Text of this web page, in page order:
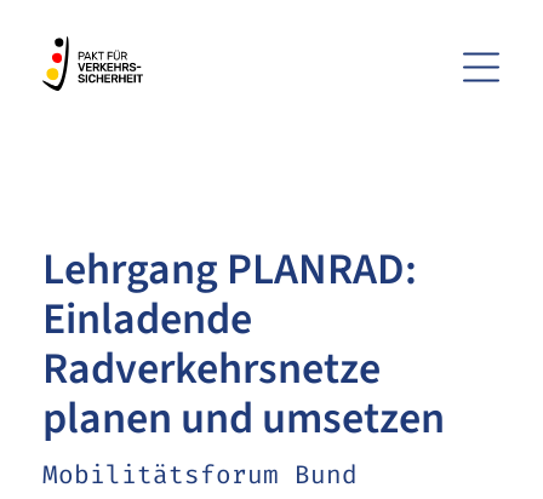
Menü
Lehrgang PLANRAD:
Einladende
Radverkehrsnetze
planen und umsetzen
Mobilitätsforum Bund